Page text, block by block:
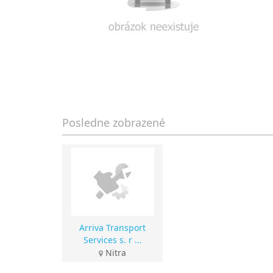
Posledne zobrazené
Arriva Transport
Services s. r ...
Nitra